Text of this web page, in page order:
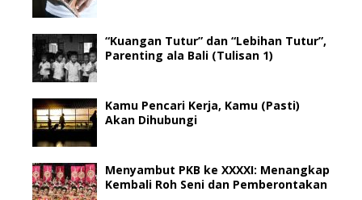
“Kuangan Tutur” dan “Lebihan Tutur”,
Parenting ala Bali (Tulisan 1)
Kamu Pencari Kerja, Kamu (Pasti)
Akan Dihubungi
Menyambut PKB ke XXXXI: Menangkap
Kembali Roh Seni dan Pemberontakan